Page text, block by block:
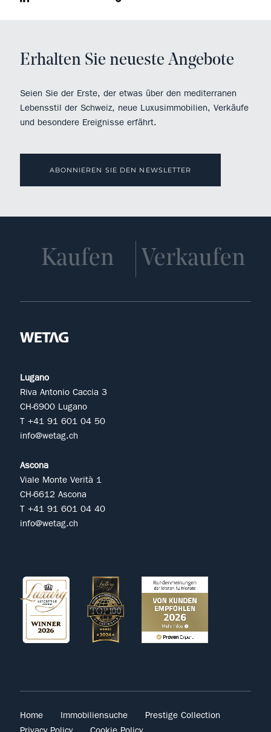
Erhalten Sie neueste Angebote
Seien Sie der Erste, der etwas über den mediterranen
Lebensstil der Schweiz, neue Luxusimmobilien, Verkäufe
und besondere Ereignisse erfährt.
ABONNIEREN SIE DEN NEWSLETTER
Kaufen Verkaufen
Lugano
Riva Antonio Caccia 3
CH-6900 Lugano
T +41 91 601 04 50
info@wetag.ch
Ascona
Viale Monte Verità 1
CH-6612 Ascona
T +41 91 601 04 40
info@wetag.ch
Home Immobiliensuche
Prestige Collection